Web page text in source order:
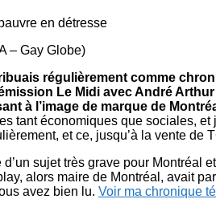
– Gay Globe)
régulièrement comme
Le Midi avec André
à l’image de marque de
tant économiques que sociales,
et ce, jusqu’à la vente de
d’un sujet très grave pour Montréal
alors maire de Montréal, avait
avez bien lu. Voir ma chronique